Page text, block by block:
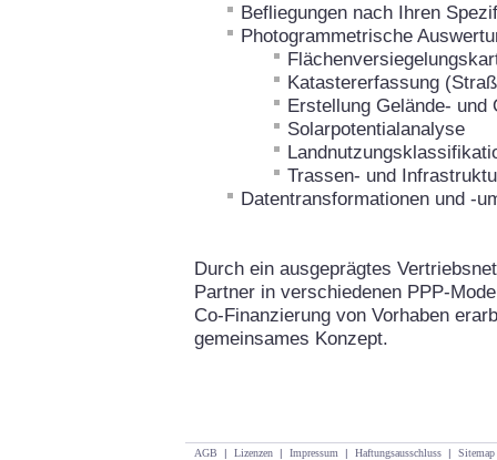
Befliegungen nach Ihren
Photogrammetrische
Katastererfassung
Erstellung Gelände- und
Solarpotentialanalyse
Trassen- und
Datentransformationen und -
Durch ein ausgeprägtes
Partner in verschiedenen PPP-
Co-Finanzierung von Vorhaben
gemeinsames Konzept.
AGB | Lizenzen | Impressum | Haftungsausschluss | Sitemap